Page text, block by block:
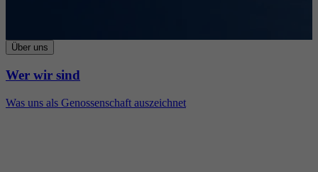
Über uns
Wer wir sind
Was uns als Genossenschaft auszeichnet